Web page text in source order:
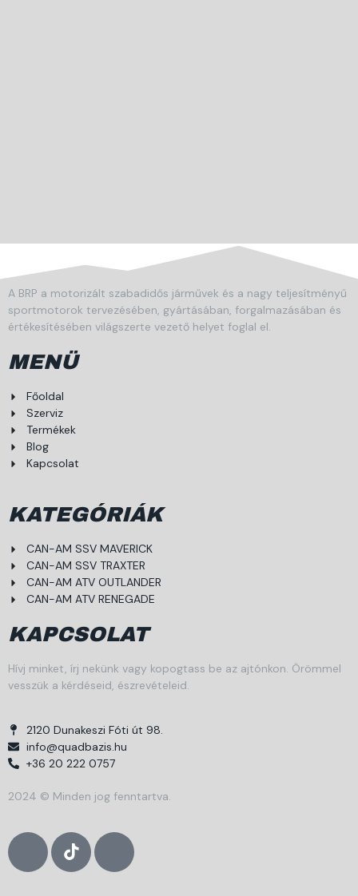
A BRP a motorizált szabadidős járművek és a nagy teljesítményű
sportmotorok tervezésében, gyártásában, forgalmazásában és
értékesítésében világszerte vezető helyet foglal el.
MENÜ
Főoldal
Szerviz
Termékek
Blog
Kapcsolat
KATEGÓRIÁK
CAN-AM SSV MAVERICK
CAN-AM SSV TRAXTER
CAN-AM ATV OUTLANDER
CAN-AM ATV RENEGADE
KAPCSOLAT
Hívj minket, írj nekünk vagy kopogtass be az ajtónkon. Örömmel
vesszük a kérdéseid, észrevételeid.
2120 Dunakeszi Fóti út 98.
info@quadbazis.hu
+36 20 222 0757
2024 © Minden jog fenntartva.